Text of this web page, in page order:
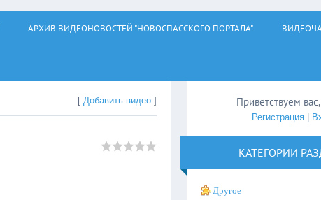
АРХИВ ВИДЕОНОВОСТЕЙ "НОВОСПАССКОГО ПОРТАЛА"
[Добавить видео ] Приветствуем вас,
Регистрация|
КАТЕГОРИИ
Другое